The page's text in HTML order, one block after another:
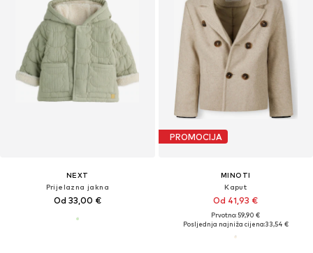
NEXT
Prijelazna jakna
Od 33,00 €
PROMOCIJA
MINOTI
Kaput
Od 41,93 €
Prvotno: 59,90 €
Posljednja najniža cijena:33,54 €